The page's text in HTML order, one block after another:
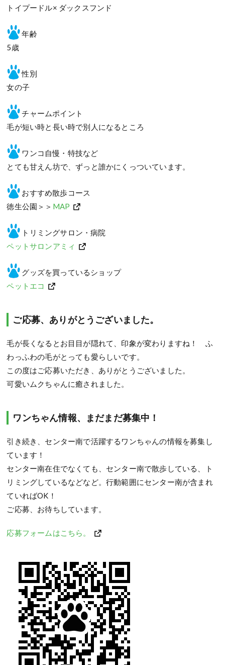
トイプードル× ダックスフンド
年齢
5歳
性別
女の子
チャームポイント
毛が短い時と長い時で別人になるところ
ワンコ自慢・特技など
とても甘えん坊で、ずっと誰かにくっついています。
おすすめ散歩コース
徳生公園＞＞ MAP
トリミングサロン・病院
ペットサロンアミィ
グッズを買っているショップ
ペットエコ
ご応募、ありがとうございました。
毛が長くなるとお目目が隠れて、印象が変わりますね！ ふ
わっふわの毛がとっても愛らしいです。
この度はご応募いただき、ありがとうございました。
可愛いムクちゃんに癒されました。
ワンちゃん情報、まだまだ募集中！
引き続き、センター南で活躍するワンちゃんの情報を募集し
ています！
センター南在住でなくても、センター南で散歩している、ト
リミングしているなどなど。行動範囲にセンター南が含まれ
ていればOK！
ご応募、お待ちしています。
応募フォームはこちら。